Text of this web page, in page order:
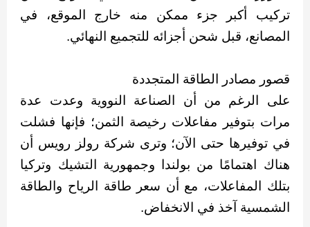
تركيب أكبر جزء ممكن منه خارج الموقع، في
المصانع، قبل شحن أجزائه للتجميع النهائي.
قصور مصادر الطاقة المتجددة
على الرغم من أن الصناعة النووية وعدت عدة
مرات بتوفير مفاعلات رخيصة الثمن؛ فإنها فشلت
في توفيرها حتى الآن؛ وترى شركة رولز رويس أن
هناك اهتمامًا من بولندا وجمهورية التشيك وتركيا
بتلك المفاعلات، مع أن سعر طاقة الرياح والطاقة
الشمسية آخذ في الانخفاض.